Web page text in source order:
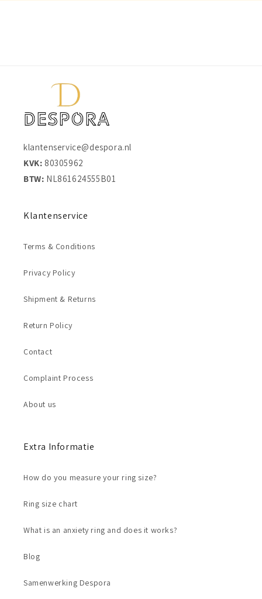
klantenservice@despora.nl
KVK: 80305962
BTW: NL861624555B01
Klantenservice
Terms & Conditions
Privacy Policy
Shipment & Returns
Return Policy
Contact
Complaint Process
About us
Extra Informatie
How do you measure your ring size?
Ring size chart
What is an anxiety ring and does it works?
Blog
Samenwerking Despora